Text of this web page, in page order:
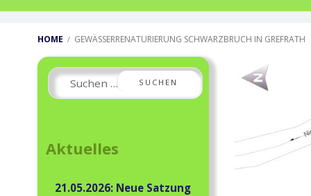
Breadcrumbs
HOME GEWÄSSERRENATURIERUNG SCHWARZBRUCH IN GREFRATH
Primary
Sidebar
Suchen
nach:
Aktuelles
21.05.2026: Neue Satzung